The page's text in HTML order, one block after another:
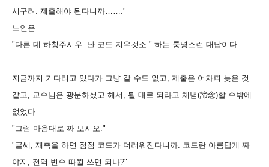
시구려. 제출해야 된다니까……."
노인은
"다른 데 하청주시우. 난 코드 지우것소." 하는 퉁명스런 대답이다.
지금까지 기다리고 있다가 그냥 갈 수도 없고, 제출은 어차피 늦은 것
같고, 교수님은 광분하셨고 해서, 될 대로 되라고 체념(諦念)할 수밖에
없었다.
"그럼 마음대로 짜 보시오."
"글쎄, 재촉을 하면 점점 코드가 더러워진다니까. 코드란 아름답게 짜
야지, 전역 변수 따윌 쓰면 되나?"